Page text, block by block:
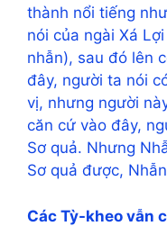
thành nổi tiếng
nói của ngài Xá
nhẫn), sau đó lên
đây, người ta nói
vị, nhưng người
căn cứ vào đây,
Sơ quả. Nhưng
Sơ quả được,
Các Tỳ-kheo vẫn